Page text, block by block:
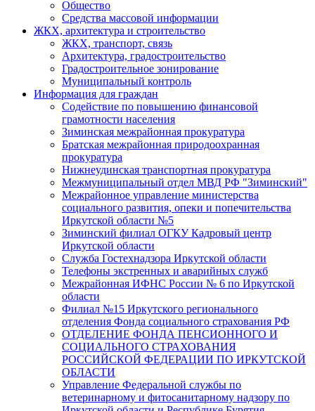
Общество
Средства массовой информации
ЖКХ, архитектура и строительство
ЖКХ, транспорт, связь
Архитектура, градостроительство
Градостроительное зонирование
Муниципальный контроль
Информация для граждан
Содействие по повышению финансовой
грамотности населения
Зиминская межрайонная прокуратура
Братская межрайонная природоохранная
прокуратура
Нижнеудинская транспортная прокуратура
Межмуниципальный отдел МВД РФ "Зиминский"
Межрайонное управление министерства
социального развития, опеки и попечительства
Иркутской области №5
Зиминский филиал ОГКУ Кадровый центр
Иркутской области
Служба Гостехнадзора Иркутской области
Телефоны экстренных и аварийных служб
Межрайонная ИФНС России № 6 по Иркутской
области
Филиал №15 Иркутского регионального
отделения Фонда социального страхования РФ
ОТДЕЛЕНИЕ ФОНДА ПЕНСИОННОГО И
СОЦИАЛЬНОГО СТРАХОВАНИЯ
РОССИЙСКОЙ ФЕДЕРАЦИИ ПО ИРКУТСКОЙ
ОБЛАСТИ
Управление Федеральной службы по
ветеринарному и фитосанитарному надзору по